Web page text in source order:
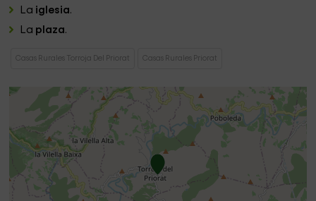
La iglesia.
La plaza.
Casas Rurales Torroja Del Priorat Casas Rurales Priorat